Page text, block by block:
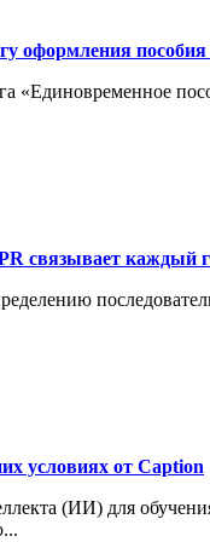
оформления
«Единовременное
связывает каждый
условиях от Caption
(ИИ) для